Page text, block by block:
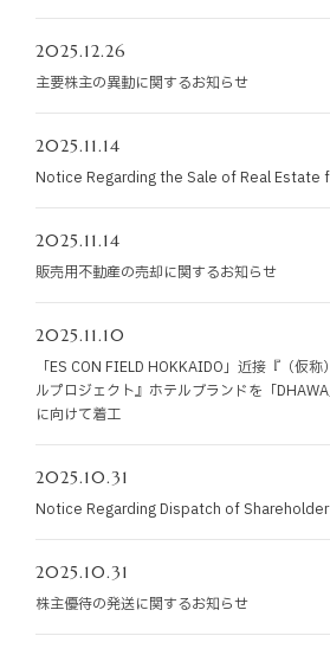
お問い合わせ
免責事項サイトマップ
2025.12.26
主要株主の異動に関するお知らせ
2025.11.14
Notice Regarding the Sale of Real Estate
2025.11.14
販売用不動産の売却に関するお知らせ
2025.11.10
「ES CON FIELD HOKKAIDO」近接『（仮
ルプロジェクト』ホテルブランドを「
に向けて着工
2025.10.31
Notice Regarding Dispatch of
2025.10.31
株主優待の発送に関するお知らせ